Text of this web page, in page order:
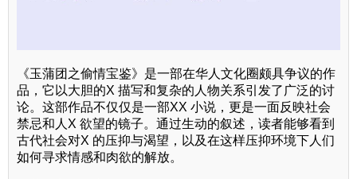
《玉蒲团之偷情宝鉴》是一部在华人文化圈颇具争议的作
品，它以大胆的X 描写和复杂的人物关系引发了广泛的讨
论。这部作品不仅仅是一部XX 小说，更是一面反映社会
禁忌和人X 欲望的镜子。通过生动的叙述，读者能够看到
古代社会对X 的压抑与渴望，以及在这样压抑环境下人们
如何寻求情感和肉欲的解放。